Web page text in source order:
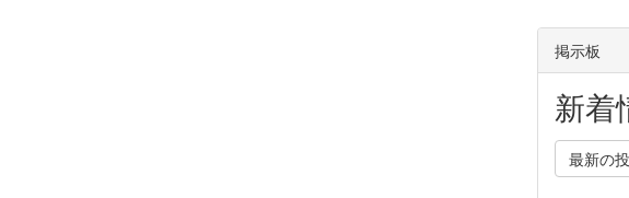
掲示板
新着
最新の